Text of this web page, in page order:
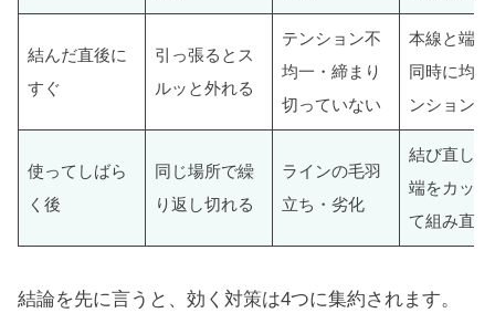
結んだ直後に
すぐ
引っ張るとス
ルッと外れる
テンション不
均一・締まり
切っていない
本線と端糸
同時に均等
ンション
使ってしばら
く後
同じ場所で繰
り返し切れる
ラインの毛羽
立ち・劣化
結び直し・
端をカット
て組み直す
結論を先に言うと、効く対策は4つに集約されます。